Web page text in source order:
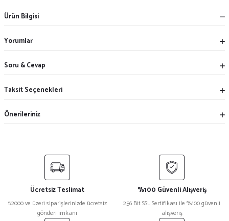
Ürün Bilgisi
Yorumlar
Soru & Cevap
Taksit Seçenekleri
Önerileriniz
Ücretsiz Teslimat
₺2000 ve üzeri siparişlerinizde ücretsiz
gönderi imkanı
%100 Güvenli Alışveriş
256 Bit SSL Sertifikası ile %100 güvenli
alışveriş